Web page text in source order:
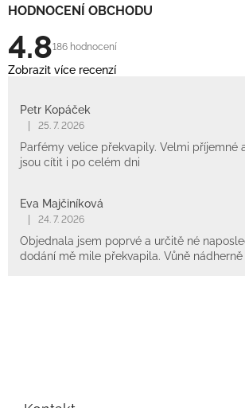
HODNOCENÍ OBCHODU
4.8186 hodnocení
Zobrazit více recenzí
Petr Kopáček
25. 7. 2026
Parfémy velice překvapily. Velmi příjemné
jsou cítit i po celém dni
Eva Majčiníková
24. 7. 2026
Objednala jsem poprvé a určitě né
dodání mě mile překvapila. Vůně